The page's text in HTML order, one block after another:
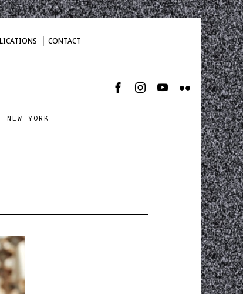
CONTACT
YORK